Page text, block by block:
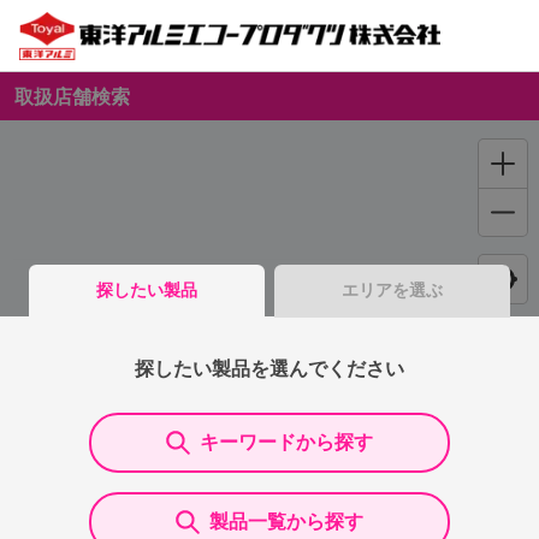
取扱店舗検索
探したい製品 エリアを選ぶ
探したい製品を選んでください
キーワードから探す
製品一覧から探す